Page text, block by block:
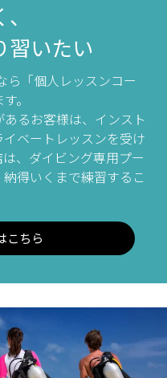
習いたい
ら「個人レッスンコー
。
るお客様は、インスト
ベートレッスンを受け
、ダイビング専用プー
得いくまで練習するこ
こちら